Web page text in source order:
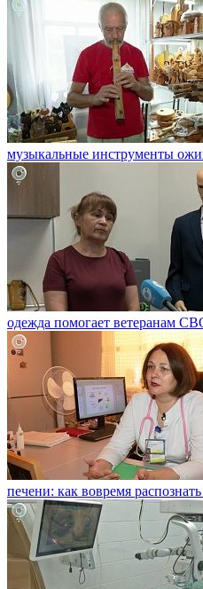
музыкальные инструменты
одежда помогает ветеранам
печени: как вовремя